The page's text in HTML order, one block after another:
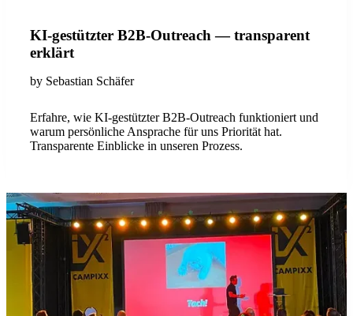
KI-gestützter B2B-Outreach — transparent
erklärt
by Sebastian Schäfer
Erfahre, wie KI-gestützter B2B-Outreach funktioniert und
warum persönliche Ansprache für uns Priorität hat.
Transparente Einblicke in unseren Prozess.